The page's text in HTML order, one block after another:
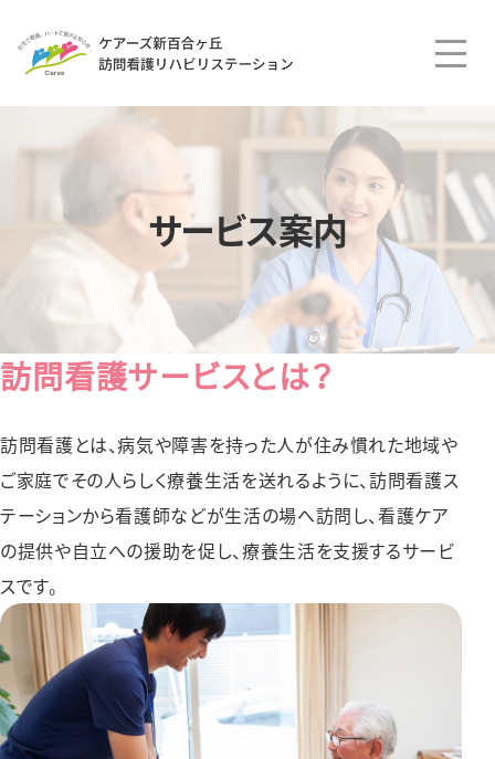
menu
サービス案内
訪問看護サービスとは？
訪問看護とは、病気や障害を持った⼈が住み慣れた地域や
ご家庭でその⼈らしく療養⽣活を送れるように、訪問看護ス
テーションから看護師などが⽣活の場へ訪問し、看護ケア
の提供や⾃⽴への援助を促し、療養⽣活を⽀援するサービ
スです。